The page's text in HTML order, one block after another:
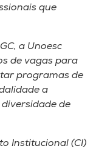
que
a Unoesc
de vagas para
programas de
a
de
Institucional (CI)